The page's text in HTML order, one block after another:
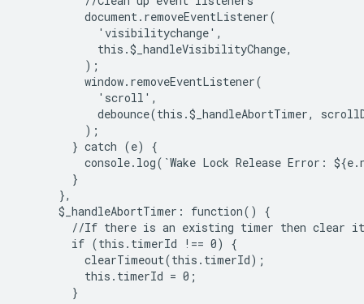
          document.removeEventListener(
            'visibilitychange',
            this.$_handleVisibilityChange,
          );
          window.removeEventListener(
            'scroll',
debounce(this.$_handleAbortTimer,
          );
        } catch (e) {
console.log(`Wake Lock Release Error:
        }
      },
      $_handleAbortTimer: function() {
//If there is an existing timer then clear
        if (this.timerId !== 0) {
          clearTimeout(this.timerId);
          this.timerId = 0;
        }